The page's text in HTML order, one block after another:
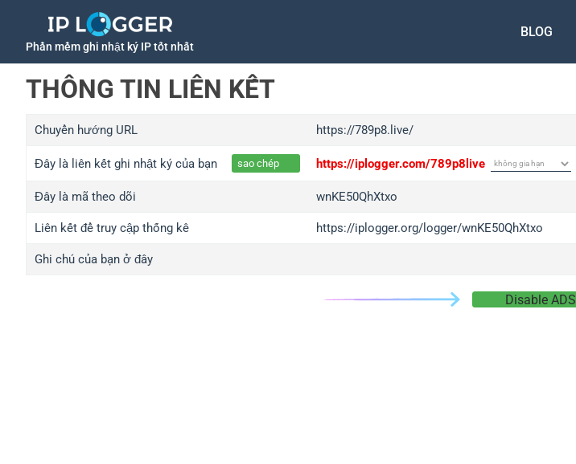
Phần mềm ghi nhật ký IP tốt nhất
BLOG
THÔNG TIN LIÊN KẾT
Chuyển hướng URL https://789p8.live/
Đây là liên kết ghi nhật ký của bạn sao chép https://iplogger.com/789p8live
Đây là mã theo dõi wnKE50QhXtxo
Liên kết để truy cập thống kê https://iplogger.org/logger/wnKE50QhXtxo
Ghi chú của bạn ở đây
Disable ADS